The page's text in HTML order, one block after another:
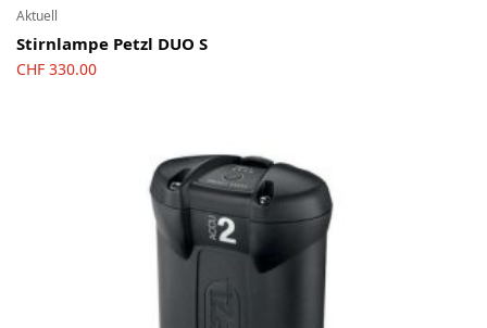
Aktuell
Stirnlampe Petzl DUO S
CHF 330.00